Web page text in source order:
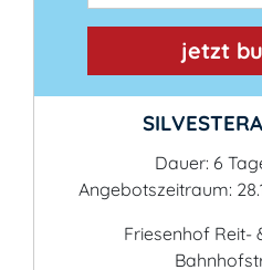
jetzt
Dauer: 6
Angebotszeitraum:
Friesenhof Reit-